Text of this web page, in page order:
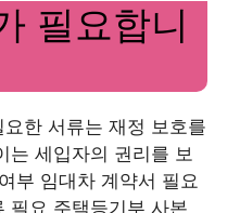
필요합니
한 서류는 재정 보호를
는 세입자의 권리를 보
부 임대차 계약서 필요
필요 주택등기부 사본